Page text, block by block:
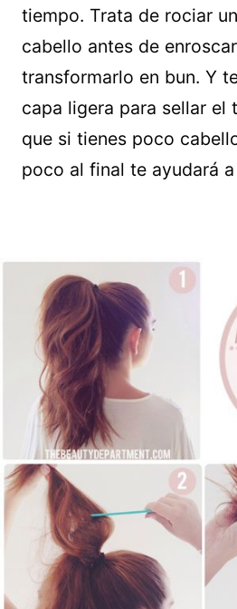
tiempo. Trata de rociar
cabello antes de
transformarlo en bun. Y
capa ligera para sellar el
que si tienes poco
poco al final te ayudará